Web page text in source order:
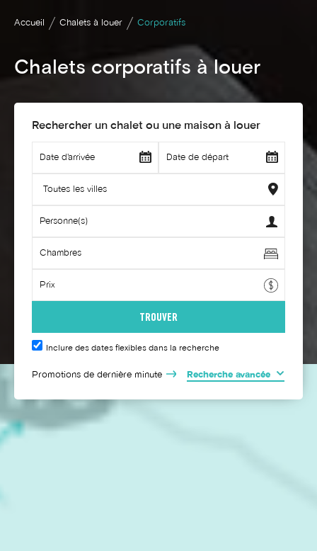
Accueil Chalets à louer Corporatifs
Chalets corporatifs à louer
Rechercher un chalet ou une maison à louer
Inclure des dates flexibles dans la recherche
Promotions de dernière minute Recherche avancée